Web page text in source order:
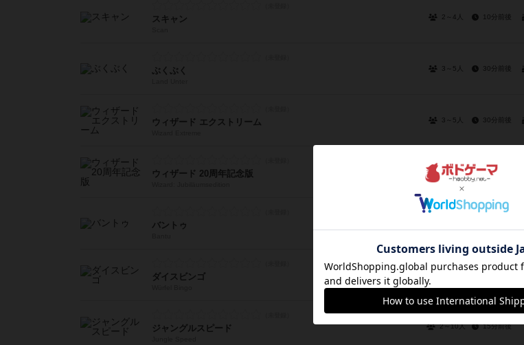
スキャン 2～4人 10分前後
ぶくぶく 3～5人 30分前後
ウィザード エクストリーム 3～5人 30分前後
ウィザード 20周年記念版 3～6人 45分前後
バントゥ
ダイスビンゴ 30分前後
ジャングルスピード 2～10人 15分前後